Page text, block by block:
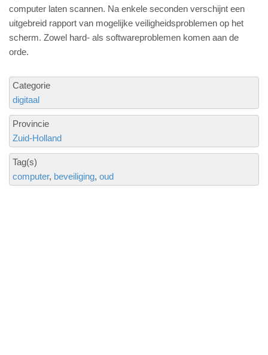
computer laten scannen. Na enkele seconden verschijnt een
uitgebreid rapport van mogelijke veiligheidsproblemen op het
scherm. Zowel hard- als softwareproblemen komen aan de
orde.
Categorie
digitaal
Provincie
Zuid-Holland
Tag(s)
computer beveiliging oud